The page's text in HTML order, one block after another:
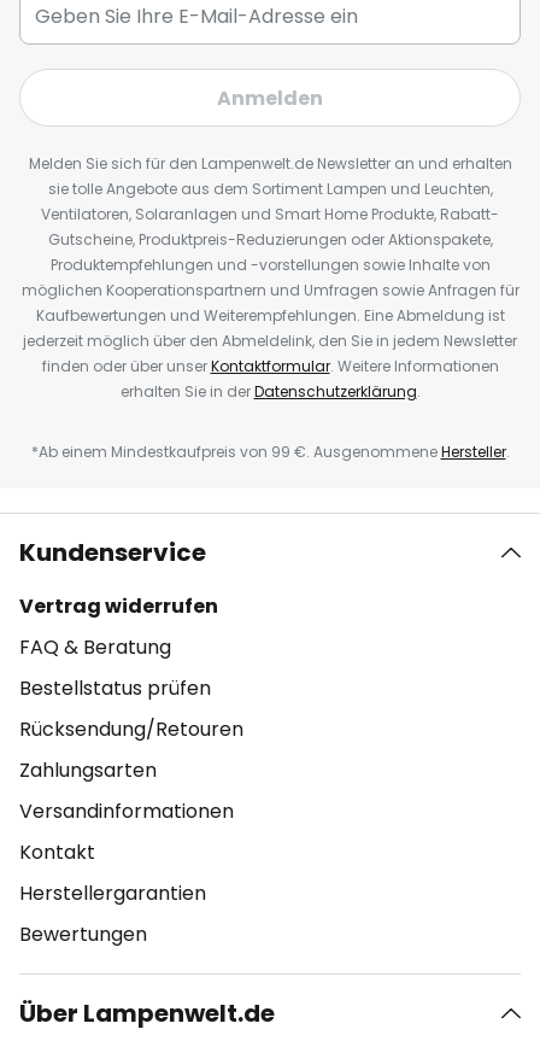
Anmelden
Melden Sie sich für den Lampenwelt.de Newsletter an und erhalten
sie tolle Angebote aus dem Sortiment Lampen und Leuchten,
Ventilatoren, Solaranlagen und Smart Home Produkte, Rabatt-
Gutscheine, Produktpreis-Reduzierungen oder Aktionspakete,
Produktempfehlungen und -vorstellungen sowie Inhalte von
möglichen Kooperationspartnern und Umfragen sowie Anfragen für
Kaufbewertungen und Weiterempfehlungen. Eine Abmeldung ist
jederzeit möglich über den Abmeldelink, den Sie in jedem Newsletter
finden oder über unserKontaktformular. Weitere Informationen
erhalten Sie in derDatenschutzerklärung.
*Ab einem Mindestkaufpreis von 99 €. AusgenommeneHersteller.
Kundenservice
Vertrag widerrufen
FAQ & Beratung
Bestellstatus prüfen
Rücksendung/Retouren
Zahlungsarten
Versandinformationen
Kontakt
Herstellergarantien
Bewertungen
Über Lampenwelt.de